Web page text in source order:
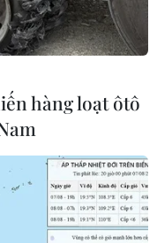
108 đón nhận
hàng loạt ôtô